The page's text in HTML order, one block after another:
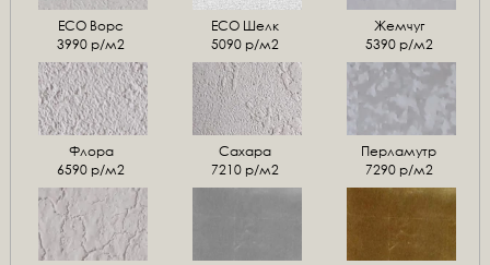
ЕСО Ворс
3990 р/м2
ЕСО Шелк
5090 р/м2
Жемчуг
5390 р/м2
Флора
6590 р/м2
Сахара
7210 р/м2
Перламутр
7290 р/м2